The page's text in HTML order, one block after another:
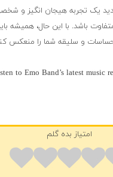
یک تجربه هیجان انگیز و
باشد. با این حال، همیشه
و سلیقه شما را منعکس
to Emo Band’s latest music
امتیاز بده گلم